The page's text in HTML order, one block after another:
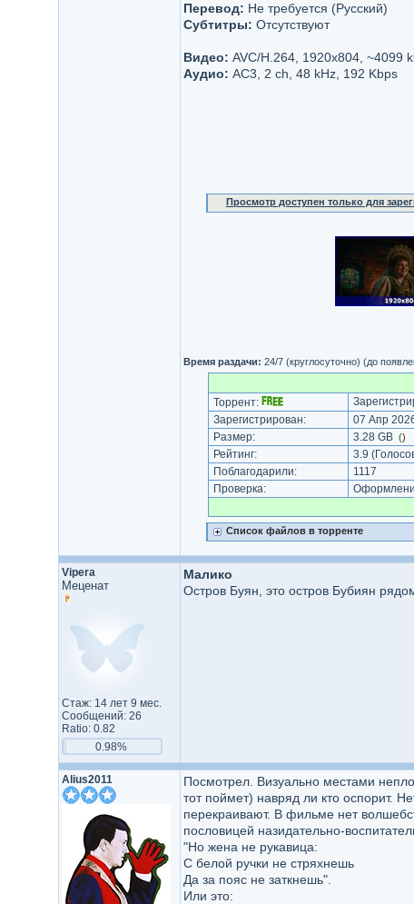
Перевод: Не требуется (Русский)
Субтитры: Отсутствуют
Видео: AVC/H.264, 1920x804, ~4099
Аудио: AC3, 2 ch, 48 kHz, 192 Kbps
Просмотр доступен только для
Время раздачи: 24/7 (круглосуточно) (до
Торрент:
Зарегистрирован:
07 Апр
Размер:
3.28 GB ()
Рейтинг: 3.9
Поблагодарили:
1117
Проверка:
Список файлов в торренте
Vipera
Меценат
Стаж: 14 лет 9 мес.
Сообщений: 26
Ratio: 0.82
0.98%
Малико
Остров Буян, это остров Бубиян
Alius2011
Посмотрел. Визуально местами
тот поймет) навряд ли кто оспорит.
перекраивают. В фильме нет
пословицей назидательно-
"Но жена не рукавица:
С белой ручки не стряхнешь
Да за пояс не заткнешь".
Или это: